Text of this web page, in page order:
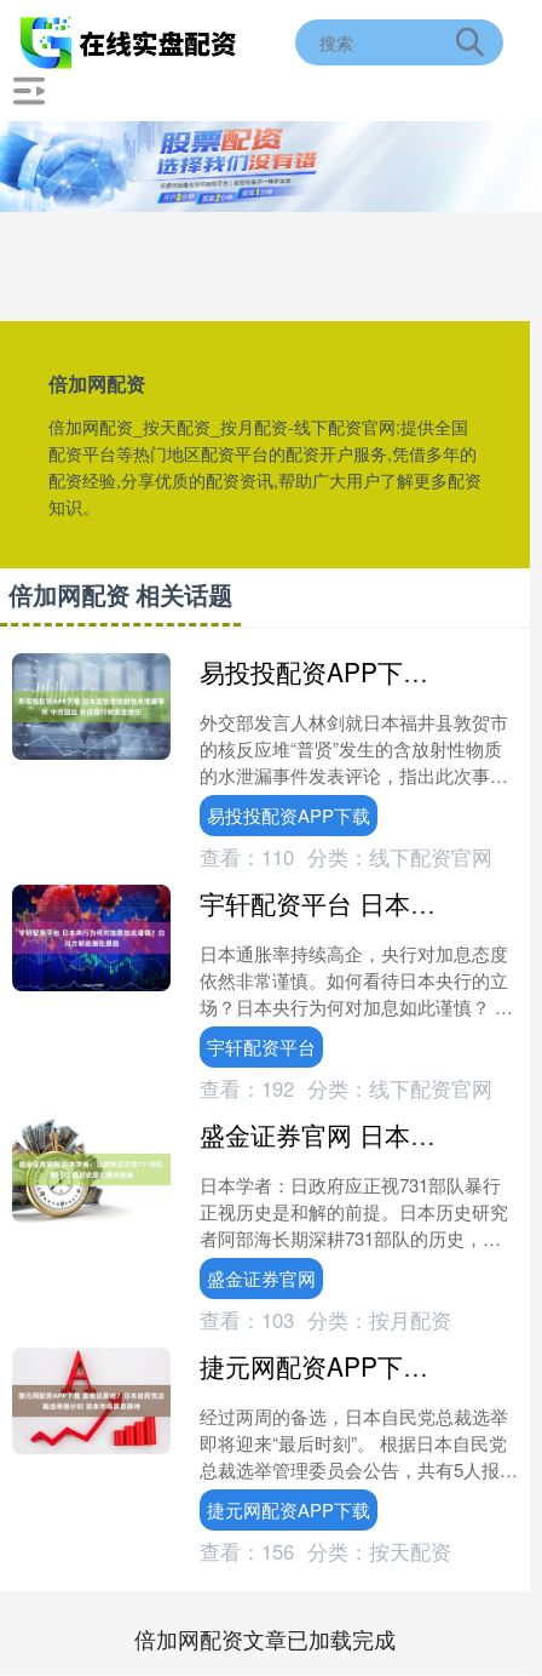
倍加网配资
倍加网配资_按天配资_按月配资-线下配资官网:提供全国
配资平台等热门地区配资平台的配资开户服务,凭借多年的
配资经验,分享优质的配资资讯,帮助广大用户了解更多配资
知识。
倍加网配资 相关话题
易投投配资APP下载 日本发生含放射性水泄漏事件 中方回应 敦促履行核安全责任
外交部发言人林剑就日本福井县敦贺市
的核反应堆“普贤”发生的含放射性物质
的水泄漏事件发表评论，指出此次事件
再次暴露出日本在核设施运行状况、运
营维护能力及核安全监管....
易投投配资APP下载
查看： 110 分类： 线下配资官网
宇轩配资平台 日本央行为何对加息如此谨慎？白川方明谈潜在原因
日本通胀率持续高企，央行对加息态度
依然非常谨慎。如何看待日本央行的立
场？日本央行为何对加息如此谨慎？ 10
月23日，在2025外滩年会一场圆桌讨论
中，面对主持人....
宇轩配资平台
查看： 192 分类： 线下配资官网
盛金证券官网 日本学者：日政府应正视731部队暴行 正视历史是和解的前提
日本学者：日政府应正视731部队暴行
正视历史是和解的前提。日本历史研究
者阿部海长期深耕731部队的历史，他
直言日本政府至今不愿正视731部队的
战争罪行，这不仅....
盛金证券官网
查看： 103 分类： 按月配资
捷元网配资APP下载 是他还是她？日本自民党总裁选举倒计时 资本市场屏息静待
经过两周的备选，日本自民党总裁选举
即将迎来“最后时刻”。 根据日本自民党
总裁选举管理委员会公告，共有5人报名
参加本届自民党总裁选举，投票将于10
月4日举行，届时....
捷元网配资APP下载
查看： 156 分类： 按天配资
倍加网配资文章已加载完成